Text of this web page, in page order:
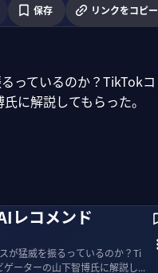
保存 リンクをコピー
っているのか？TikTokコ
に解説してもらった。
レコメンド
が猛威を振るっているのか？Ti
ーターの山下智博氏に解説し...